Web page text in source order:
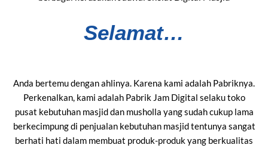
Selamat…
Anda bertemu dengan ahlinya. Karena kami adalah Pabriknya.
Perkenalkan, kami adalah Pabrik Jam Digital selaku toko
pusat kebutuhan masjid dan musholla yang sudah cukup lama
berkecimpung di penjualan kebutuhan masjid tentunya sangat
berhati hati dalam membuat produk-produk yang berkualitas